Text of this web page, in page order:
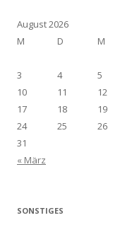
August 2026
M
D M
3
4 5
10
11 12
17
18 19
24
25 26
31
« März
SONSTIGES